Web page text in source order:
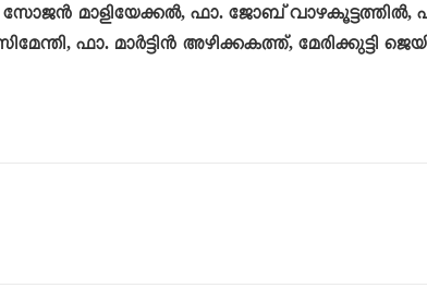
മാളിയേക്കൽ, ഫാ. ജോബ് വാഴകൂട്ടത്തിൽ,
ഫാ. മാർട്ടിൻ അഴിക്കകത്ത്, മേരിക്കുട്ടി